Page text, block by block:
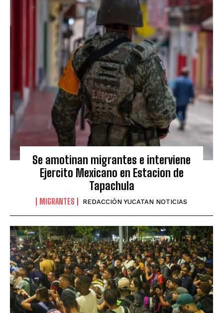
Se amotinan migrantes e interviene
Ejercito Mexicano en Estacion de
Tapachula
MIGRANTES REDACCIÓN YUCATAN NOTICIAS